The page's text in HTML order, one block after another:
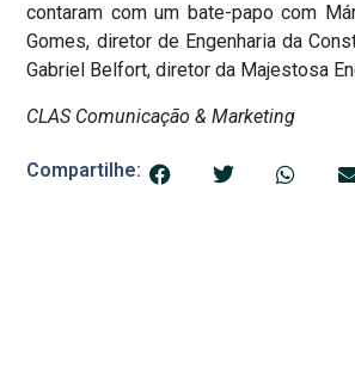
contaram com um bate-papo com
Gomes, diretor de Engenharia da
Gabriel Belfort, diretor da Majestosa
CLAS Comunicação & Marketing
Compartilhe: